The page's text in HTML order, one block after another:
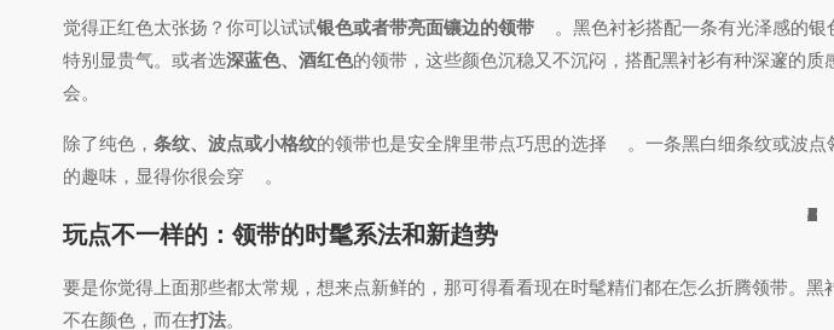
1
1
觉得正红色太张扬？你可以试试银色或者带亮面镶边的领带
3
。黑色衬衫搭配一条有光泽感的
特别显贵气。或者选深蓝色、酒红色的领带，这些颜色沉稳又不沉闷，搭配黑衬衫有种深邃的
会。
除了纯色， 条纹、波点或小格纹的领带也是安全牌里带点巧思的选择
5
。一条黑白细条纹或波
的趣味，显得你很会穿
5
。
玩点不一样的：领带的时髦系法和新趋势
要是你觉得上面那些都太常规，想来点新鲜的，那可得看看现在时髦精们都在怎么折腾领带。
不在颜色，而在打法。
2
2
4
2
2
2
4
2
2
7
6
2
8
8
7
7
1
5
1
5
6